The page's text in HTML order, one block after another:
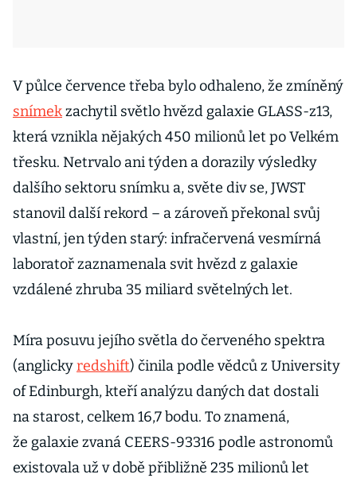
V půlce července třeba bylo odhaleno, že zmíněný
snímekzachytil světlo hvězd galaxie GLASS-z13,
která vznikla nějakých 450 mi­lionů let po Velkém
třesku. Netrvalo ani týden a dorazily výsledky
dalšího sektoru snímku a, světe div se, JWST
stanovil další rekord – a zároveň překonal svůj
vlastní, jen týden starý: infračervená vesmírná
laboratoř zaznamenala svit hvězd z galaxie
vzdálené zhruba 35 miliard světelných let.
Míra posuvu jejího světla do červeného spektra
(anglickyredshift) činila podle vědců z University
of Edinburgh, kteří analýzu daných dat dostali
na starost, celkem 16,7 bodu. To znamená,
že galaxie zvaná CEERS-93316 podle astronomů
existovala už v době přibližně 235 milionů let